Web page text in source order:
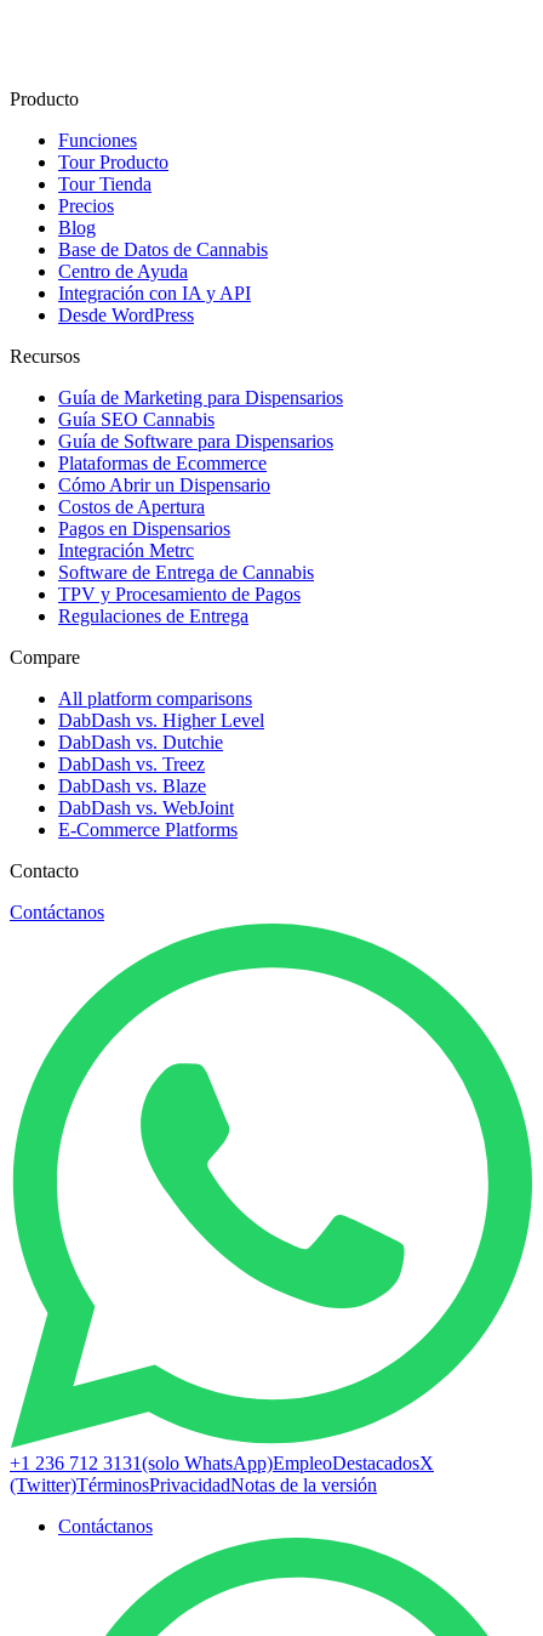
Producto
Funciones
Tour Producto
Tour Tienda
Precios
Blog
Base de Datos de Cannabis
Centro de Ayuda
Integración con IA y API
Desde WordPress
Recursos
Guía de Marketing para Dispensarios
Guía SEO Cannabis
Guía de Software para Dispensarios
Plataformas de Ecommerce
Cómo Abrir un Dispensario
Costos de Apertura
Pagos en Dispensarios
Integración Metrc
Software de Entrega de Cannabis
TPV y Procesamiento de Pagos
Regulaciones de Entrega
Compare
All platform comparisons
DabDash vs. Higher Level
DabDash vs. Dutchie
DabDash vs. Treez
DabDash vs. Blaze
DabDash vs. WebJoint
E-Commerce Platforms
Contacto
Contáctanos
+1 236 712 3131(solo WhatsApp)EmpleoDestacadosX
(Twitter)TérminosPrivacidadNotas de la versión
Contáctanos